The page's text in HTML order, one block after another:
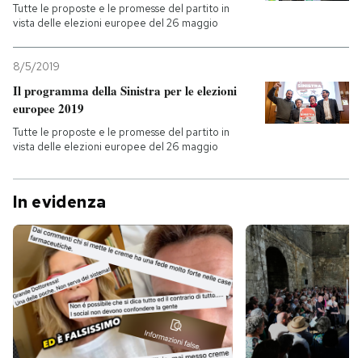
Tutte le proposte e le promesse del partito in
vista delle elezioni europee del 26 maggio
8/5/2019
Il programma della Sinistra per le elezioni
europee 2019
Tutte le proposte e le promesse del partito in
vista delle elezioni europee del 26 maggio
In evidenza